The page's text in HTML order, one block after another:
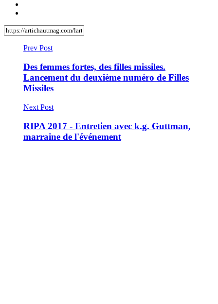
Prev Post
Des femmes fortes, des filles missiles.
Lancement du deuxième numéro de Filles
Missiles
Next Post
RIPA 2017 - Entretien avec k.g. Guttman,
marraine de l'événement